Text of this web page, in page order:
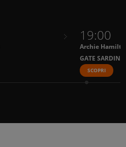
19:00
Archie
GATE
SCOPRI